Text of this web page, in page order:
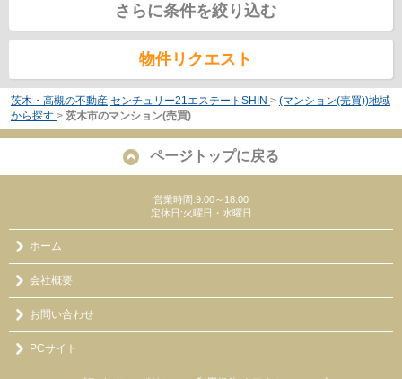
さらに条件を絞り込む
物件リクエスト
茨木・高槻の不動産|センチュリー21エステートSHIN > (マンション(売買))地域
から探す > 茨木市のマンション(売買)
ページトップに戻る
営業時間:9:00～18:00
定休日:火曜日・水曜日
ホーム
会社概要
お問い合わせ
PCサイト